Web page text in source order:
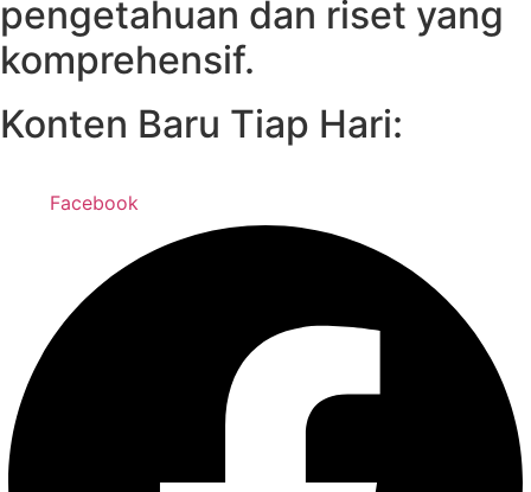
pengetahuan dan riset yang
komprehensif.
Konten Baru Tiap Hari:
Facebook